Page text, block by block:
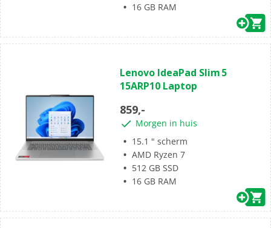
16 GB RAM
van
de
sterren.
Lenovo IdeaPad Slim 5
15ARP10 Laptop
859,-
Morgen in huis
15.1 " scherm
AMD Ryzen 7
512 GB SSD
16 GB RAM